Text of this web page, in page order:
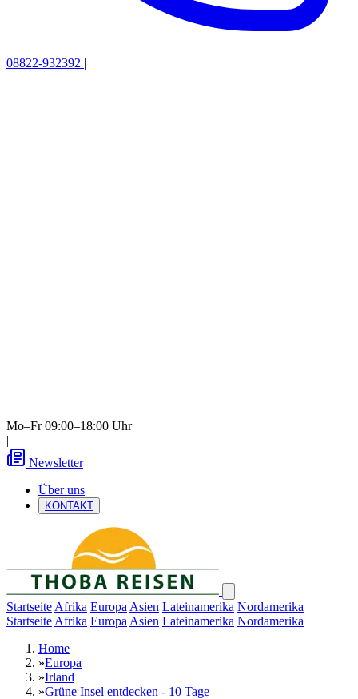
08822-932392 |
Mo–Fr 09:00–18:00 Uhr
|
Newsletter
Über uns
KONTAKT
Startseite Afrika Europa Asien Lateinamerika Nordamerika
Startseite Afrika Europa Asien Lateinamerika Nordamerika
Home
»Europa
»Irland
»Grüne Insel entdecken - 10 Tage